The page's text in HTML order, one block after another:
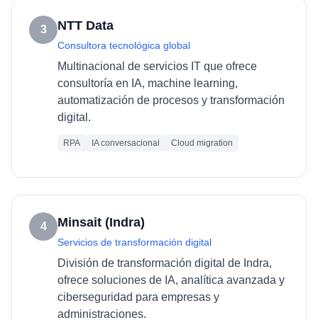
3 NTT Data
Consultora tecnológica global
Multinacional de servicios IT que ofrece
consultoría en IA, machine learning,
automatización de procesos y transformación
digital.
RPA IA conversacional Cloud migration
4 Minsait (Indra)
Servicios de transformación digital
División de transformación digital de Indra,
ofrece soluciones de IA, analítica avanzada y
ciberseguridad para empresas y
administraciones.